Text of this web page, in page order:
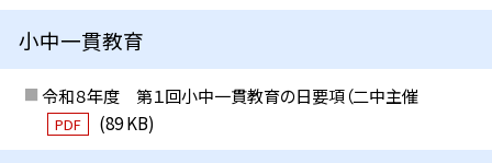
小中一貫教育
令和８年度 第１回小中一貫教育の日要項（二中主催
PDF (89 KB)